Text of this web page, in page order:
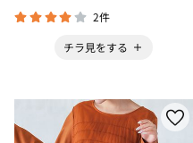
2件
チラ見をする